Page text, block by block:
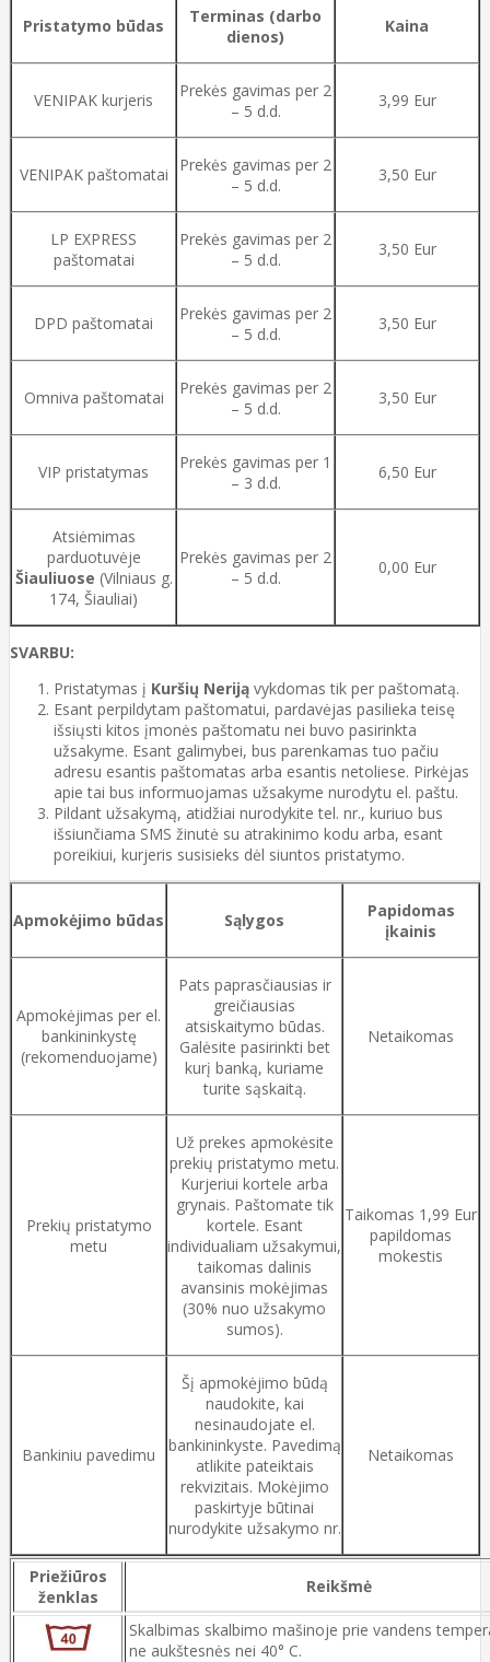
Pristatymo būdas
Terminas (darbo
dienos)
Kaina
VENIPAK kurjeris
Prekės gavimas per 2
– 5 d.d.
3,99 Eur
VENIPAK paštomatai
Prekės gavimas per 2
– 5 d.d.
3,50 Eur
LP EXPRESS
paštomatai
Prekės gavimas per 2
– 5 d.d.
3,50 Eur
DPD paštomatai
Prekės gavimas per 2
– 5 d.d.
3,50 Eur
Omniva paštomatai
Prekės gavimas per 2
– 5 d.d.
3,50 Eur
VIP pristatymas
Prekės gavimas per 1
– 3 d.d.
6,50 Eur
Atsiėmimas
parduotuvėje
Šiauliuose (Vilniaus g.
174, Šiauliai)
Prekės gavimas per 2
– 5 d.d.
0,00 Eur
SVARBU:
Pristatymas į Kuršių Neriją vykdomas tik per paštomatą.
Esant perpildytam paštomatui, pardavėjas pasilieka teisę
išsiųsti kitos įmonės paštomatu nei buvo pasirinkta
užsakyme. Esant galimybei, bus parenkamas tuo pačiu
adresu esantis paštomatas arba esantis netoliese. Pirkėjas
apie tai bus informuojamas užsakyme nurodytu el. paštu.
Pildant užsakymą, atidžiai nurodykite tel. nr., kuriuo bus
išsiunčiama SMS žinutė su atrakinimo kodu arba, esant
poreikiui, kurjeris susisieks dėl siuntos pristatymo.
Apmokėjimo būdas Sąlygos
Papidomas
įkainis
Apmokėjimas per el.
bankininkystę
(rekomenduojame)
Pats paprasčiausias ir
greičiausias
atsiskaitymo būdas.
Galėsite pasirinkti bet
kurį banką, kuriame
turite sąskaitą.
Netaikomas
Prekių pristatymo
metu
Už prekes apmokėsite
prekių pristatymo metu.
Kurjeriui kortele arba
grynais. Paštomate tik
kortele. Esant
individualiam užsakymui,
taikomas dalinis
avansinis mokėjimas
(30% nuo užsakymo
sumos).
Taikomas 1,99 Eur
papildomas
mokestis
Bankiniu pavedimu
Šį apmokėjimo būdą
naudokite, kai
nesinaudojate el.
bankininkyste. Pavedimą
atlikite pateiktais
rekvizitais. Mokėjimo
paskirtyje būtinai
nurodykite užsakymo nr.
Netaikomas
Priežiūros
ženklas
Reikšmė
Skalbimas skalbimo mašinoje prie vandens
ne aukštesnės nei 40° C.